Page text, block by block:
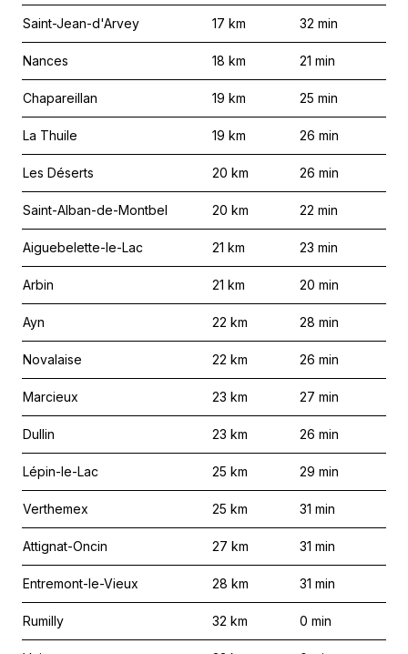
Saint-Jean-d'Arvey 17 km 32 min
Nances 18 km 21 min
Chapareillan 19 km 25 min
La Thuile 19 km 26 min
Les Déserts 20 km 26 min
Saint-Alban-de-Montbel 20 km 22 min
Aiguebelette-le-Lac 21 km 23 min
Arbin 21 km 20 min
Ayn 22 km 28 min
Novalaise 22 km 26 min
Marcieux 23 km 27 min
Dullin 23 km 26 min
Lépin-le-Lac 25 km 29 min
Verthemex 25 km 31 min
Attignat-Oncin 27 km 31 min
Entremont-le-Vieux 28 km 31 min
Rumilly 32 km 0 min